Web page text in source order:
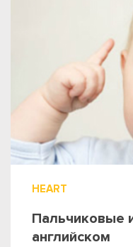
HEART
Пальчиковые
английском